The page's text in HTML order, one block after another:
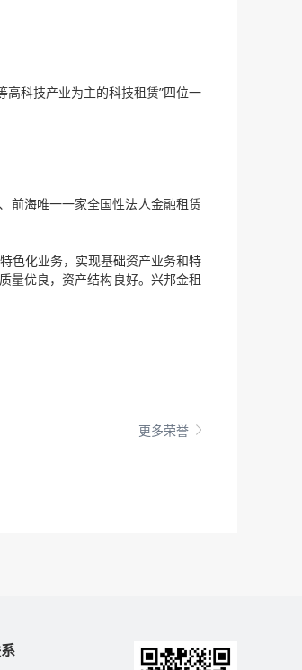
科技产业为主的科技租赁”四位一
前海唯一一家全国性法人金融租赁
色化业务，实现基础资产业务和特
量优良，资产结构良好。兴邦金租
更多荣誉